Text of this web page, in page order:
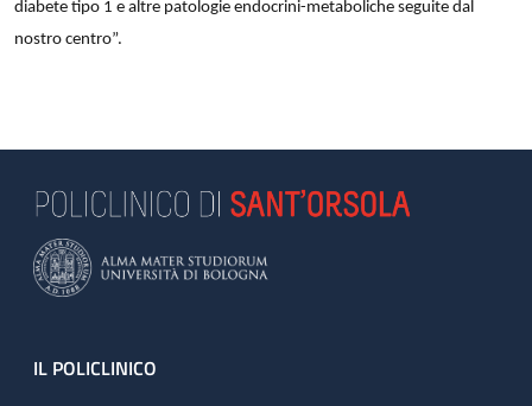
diabete tipo 1 e altre patologie endocrini-metaboliche seguite dal
nostro centro”.
Footer
IL POLICLINICO